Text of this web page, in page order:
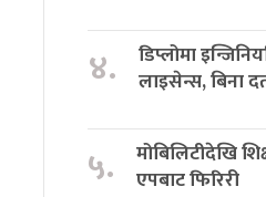
४.
डिप्लोमा
लाइसेन्स, बिना
५.
मोबिलिटीदेखि
एपबाट फिरिरी